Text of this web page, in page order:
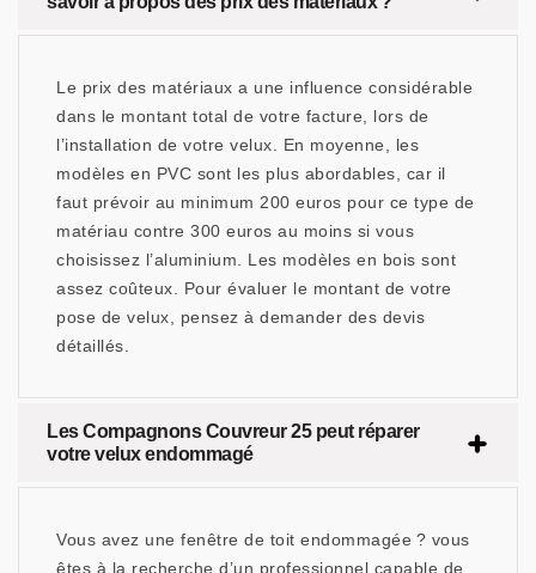
Le prix des matériaux a une influence considérable
dans le montant total de votre facture, lors de
l’installation de votre velux. En moyenne, les
modèles en PVC sont les plus abordables, car il
faut prévoir au minimum 200 euros pour ce type de
matériau contre 300 euros au moins si vous
choisissez l’aluminium. Les modèles en bois sont
assez coûteux. Pour évaluer le montant de votre
pose de velux, pensez à demander des devis
détaillés.
Les Compagnons Couvreur 25 peut réparer
votre velux endommagé
Vous avez une fenêtre de toit endommagée ? vous
êtes à la recherche d’un professionnel capable de